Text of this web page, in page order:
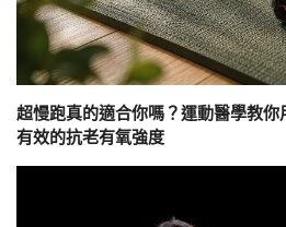
超慢跑真的適合你嗎？運動醫學教
有效的抗老有氧強度